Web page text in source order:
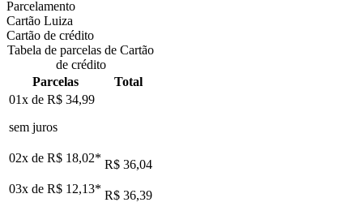
Parcelamento
Cartão Luiza
Cartão de crédito
Tabela de parcelas de Cartão
de crédito
Parcelas
Total
01x de R$ 34,99
sem juros
02x de R$ 18,02* R$ 36,04
03x de R$ 12,13* R$ 36,39